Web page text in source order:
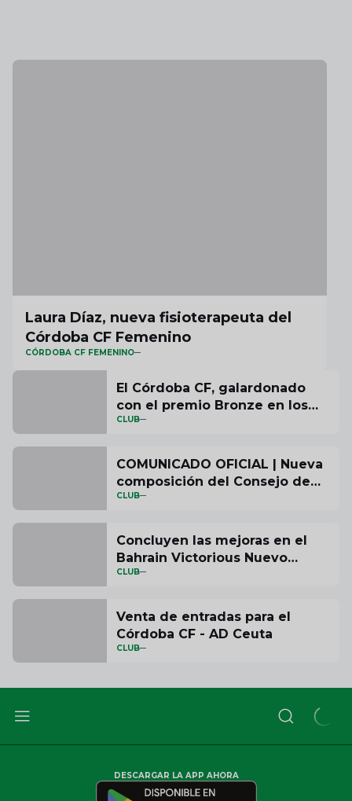
Laura Díaz, nueva fisioterapeuta del
Córdoba CF Femenino
CÓRDOBA CF FEMENINO
El Córdoba CF, galardonado
con el premio Bronze en los
ESSMA Stadium Industry
de accesibilidad en el Bahrain
Victorious Nuevo Arcángel
CLUB
COMUNICADO OFICIAL | Nueva
composición del Consejo de
Administración del Córdoba CF
CLUB
Concluyen las mejoras en el
Bahrain Victorious Nuevo
Arcángel
CLUB
Venta de entradas para el
Córdoba CF - AD Ceuta
CLUB
DESCARGAR LA APP AHORA